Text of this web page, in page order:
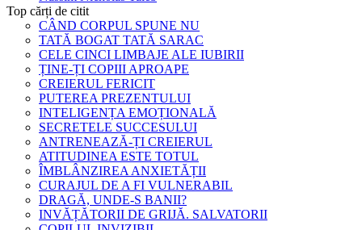
Top cărți de citit
CÂND CORPUL SPUNE NU
TATĂ BOGAT TATĂ SARAC
CELE CINCI LIMBAJE ALE IUBIRII
ȚINE-ȚI COPIII APROAPE
CREIERUL FERICIT
PUTEREA PREZENTULUI
INTELIGENȚA EMOȚIONALĂ
SECRETELE SUCCESULUI
ANTRENEAZĂ-ȚI CREIERUL
ATITUDINEA ESTE TOTUL
ÎMBLÂNZIREA ANXIETĂȚII
CURAJUL DE A FI VULNERABIL
DRAGĂ, UNDE-S BANII?
INVĂȚĂTORII DE GRIJĂ. SALVATORII